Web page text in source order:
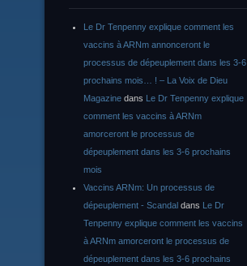
Le Dr Tenpenny explique comment les
vaccins à ARNm annonceront le
processus de dépeuplement dans les 3-6
prochains mois… ! – La Voix de Dieu
Magazine dans Le Dr Tenpenny explique
comment les vaccins à ARNm
amorceront le processus de
dépeuplement dans les 3-6 prochains
mois
Vaccins ARNm: Un processus de
dépeuplement - Scandal dans Le Dr
Tenpenny explique comment les vaccins
à ARNm amorceront le processus de
dépeuplement dans les 3-6 prochains